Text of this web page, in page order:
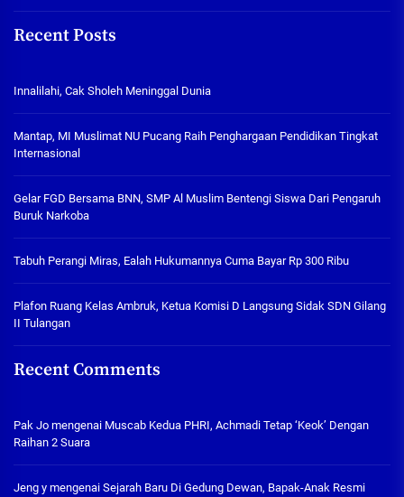
Recent Posts
Innalilahi, Cak Sholeh Meninggal Dunia
Mantap, MI Muslimat NU Pucang Raih Penghargaan Pendidikan Tingkat
Internasional
Gelar FGD Bersama BNN, SMP Al Muslim Bentengi Siswa Dari Pengaruh
Buruk Narkoba
Tabuh Perangi Miras, Ealah Hukumannya Cuma Bayar Rp 300 Ribu
Plafon Ruang Kelas Ambruk, Ketua Komisi D Langsung Sidak SDN Gilang
II Tulangan
Recent Comments
Pak Jo mengenai Muscab Kedua PHRI, Achmadi Tetap ‘Keok’ Dengan
Raihan 2 Suara
Jeng y mengenai Sejarah Baru Di Gedung Dewan, Bapak-Anak Resmi